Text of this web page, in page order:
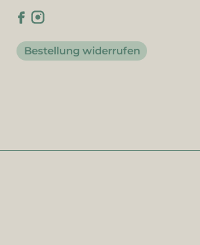
Bestellung widerrufen